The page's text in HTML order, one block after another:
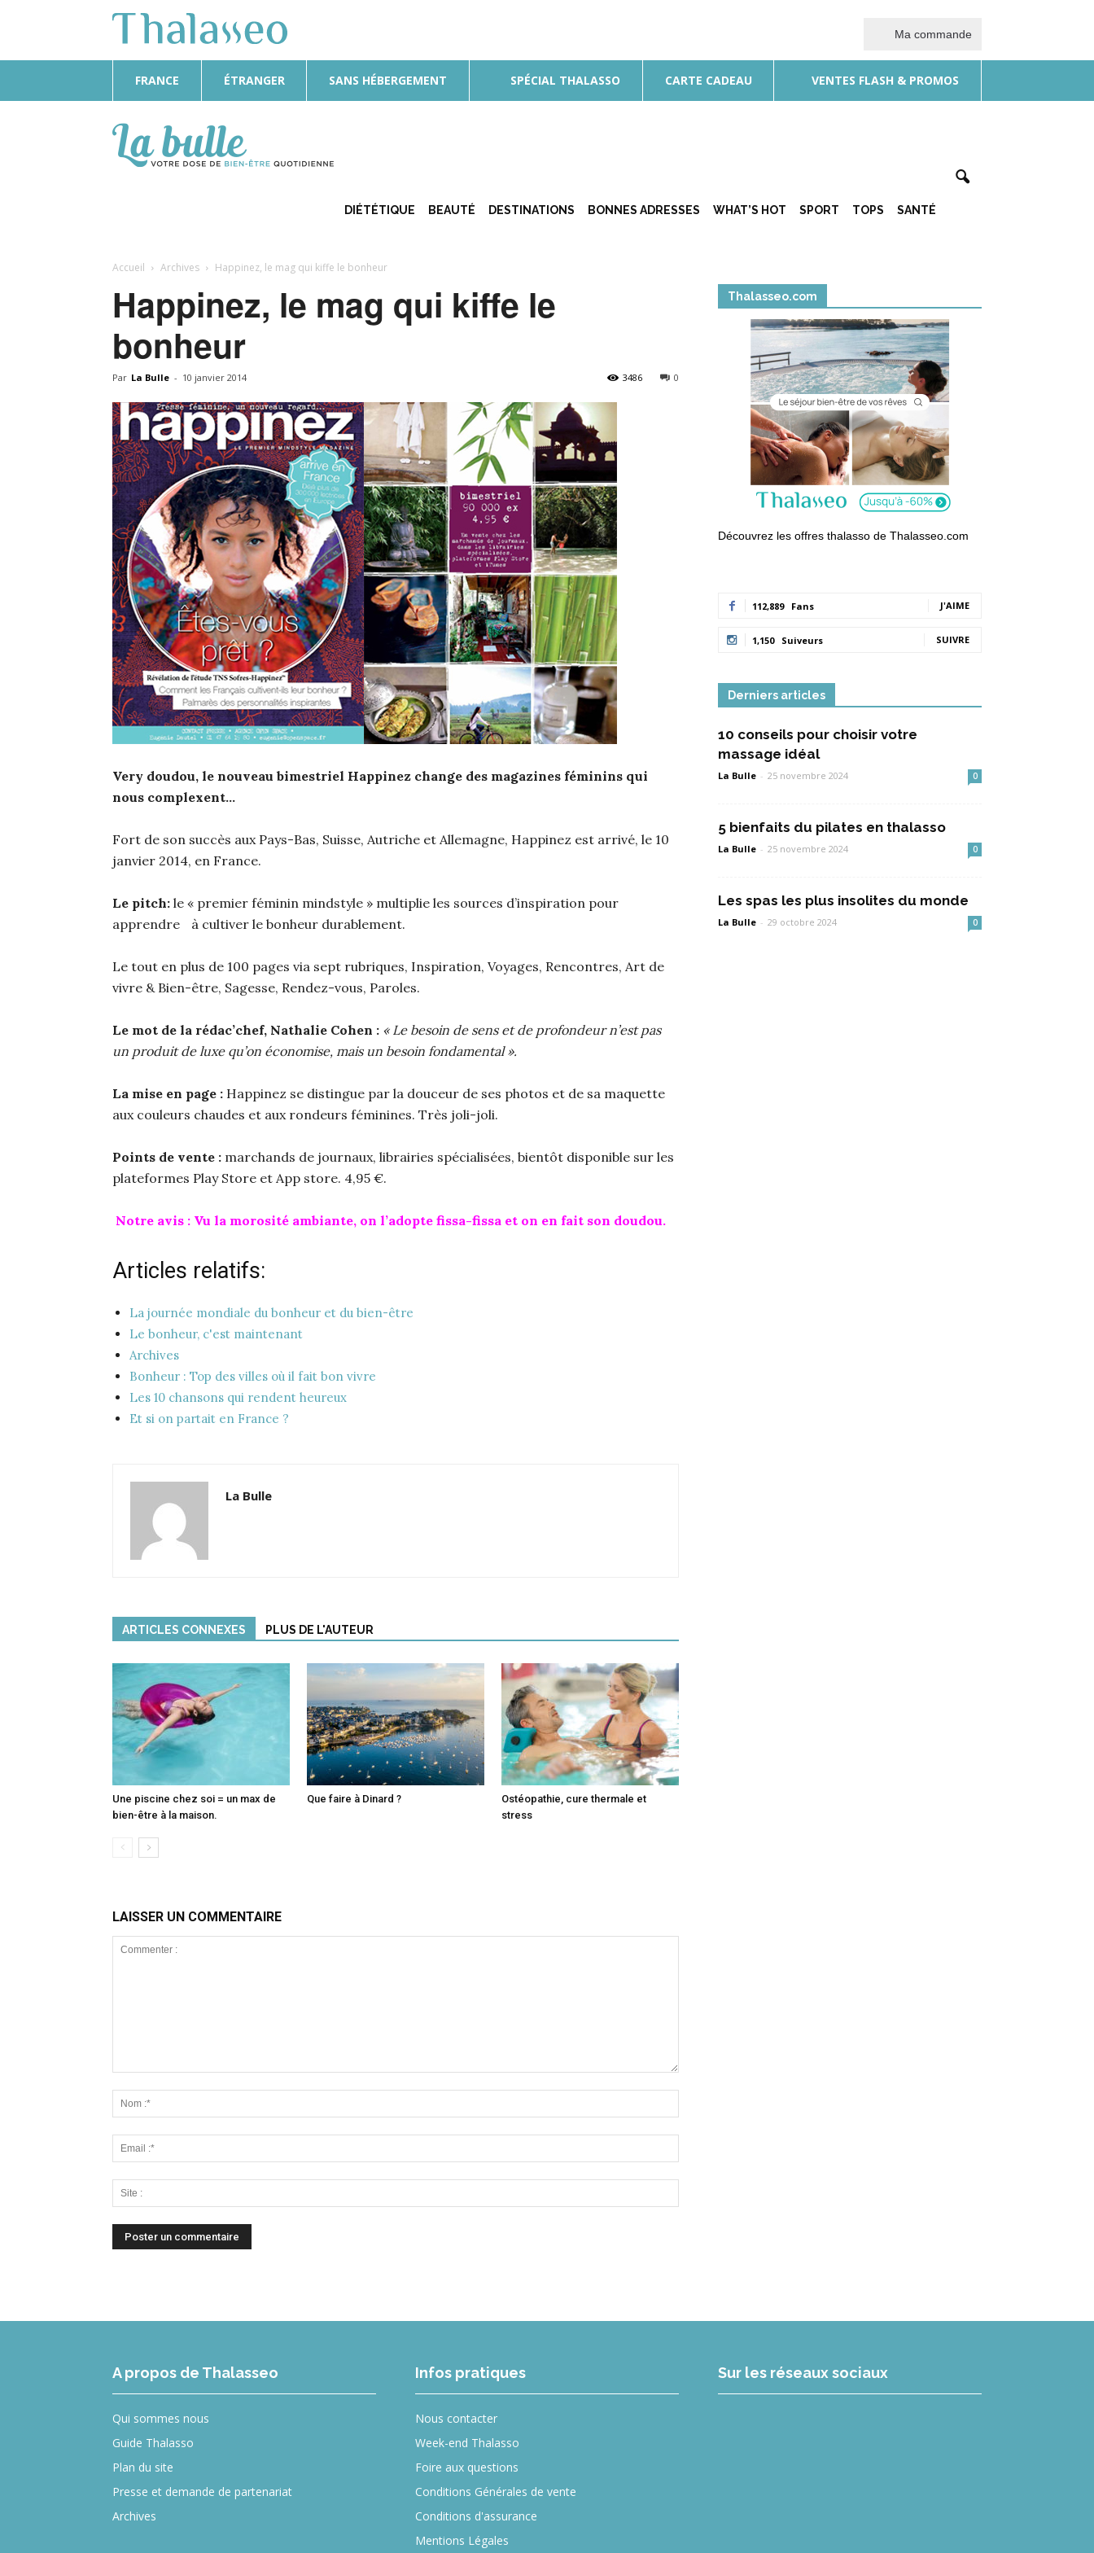
Ma commande
FRANCE ÉTRANGER SANS HÉBERGEMENT SPÉCIAL THALASSO CARTE CADEAU VENTES FLASH & PROMOS
Bulle
DIÉTÉTIQUE BEAUTÉ DESTINATIONS BONNES ADRESSES WHAT’S HOT SPORT TOPS SANTÉ
Accueil Archives Happinez, le mag qui kiffe le bonheur
Happinez, le mag qui kiffe le
bonheur
Par La Bulle - 10 janvier 2014 0
3486
Very doudou, le nouveau bimestriel Happinez change des magazines féminins qui
nous complexent…
Fort de son succès aux Pays-Bas, Suisse, Autriche et Allemagne, Happinez est arrivé, le 10
janvier 2014, en France.
Le pitch: le « premier féminin mindstyle » multiplie les sources d’inspiration pour
apprendre à cultiver le bonheur durablement.
Le tout en plus de 100 pages via sept rubriques, Inspiration, Voyages, Rencontres, Art de
vivre & Bien-être, Sagesse, Rendez-vous, Paroles.
Le mot de la rédac’chef, Nathalie Cohen : « Le besoin de sens et de profondeur n’est pas
un produit de luxe qu’on économise, mais un besoin fondamental ».
La mise en page : Happinez se distingue par la douceur de ses photos et de sa maquette
aux couleurs chaudes et aux rondeurs féminines. Très joli-joli.
Points de vente : marchands de journaux, librairies spécialisées, bientôt disponible sur les
plateformes Play Store et App store. 4,95 €.
Notre avis : Vu la morosité ambiante, on l’adopte fissa-fissa et on en fait son doudou.
Articles relatifs:
La journée mondiale du bonheur et du bien-être
Le bonheur, c'est maintenant
Archives
Bonheur : Top des villes où il fait bon vivre
Les 10 chansons qui rendent heureux
Et si on partait en France ?
La Bulle
ARTICLES CONNEXES PLUS DE L'AUTEUR
Une piscine chez soi = un max de
bien-être à la maison.
Que faire à Dinard ?
Ostéopathie, cure thermale et
stress
LAISSER UN COMMENTAIRE
Thalasseo.com
Découvrez les offres thalasso de Thalasseo.com
112,889 Fans J'AIME
1,150 Suiveurs SUIVRE
Derniers articles
10 conseils pour choisir votre
massage idéal
La Bulle - 25 novembre 2024 0
5 bienfaits du pilates en thalasso
La Bulle - 25 novembre 2024 0
Les spas les plus insolites du monde
La Bulle - 29 octobre 2024 0
A propos de Thalasseo
Qui sommes nous
Guide Thalasso
Plan du site
Presse et demande de partenariat
Archives
Infos pratiques
Nous contacter
Week-end Thalasso
Foire aux questions
Conditions Générales de vente
Conditions d'assurance
Mentions Légales
Sur les réseaux sociaux